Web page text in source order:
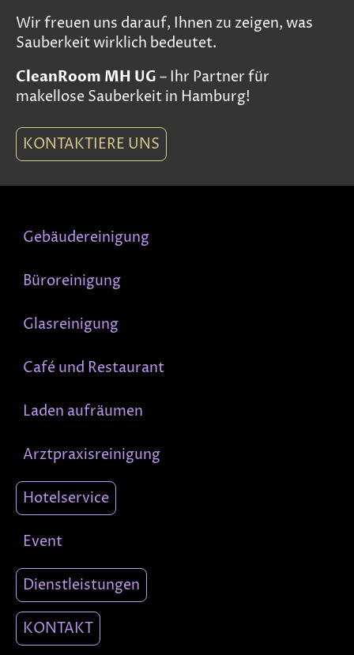
Wir freuen uns darauf, Ihnen zu zeigen, was
Sauberkeit wirklich bedeutet.
CleanRoom MH UG – Ihr Partner für
makellose Sauberkeit in Hamburg!
KONTAKTIERE UNS
Gebäudereinigung
Büroreinigung
Glasreinigung
Café und Restaurant
Laden aufräumen
Arztpraxisreinigung
Hotelservice
Event
Dienstleistungen
KONTAKT